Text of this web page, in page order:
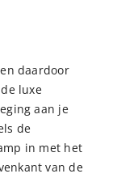
daardoor
luxe
aan je
de
in met het
van de